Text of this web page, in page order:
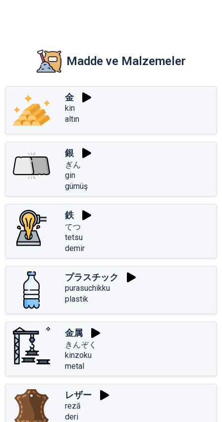
Madde ve Malzemeler
金
kin
altın
銀
ぎん
gin
gümüş
鉄
てつ
tetsu
demir
プラスチック
purasuchikku
plastik
金属
きんぞく
kinzoku
metal
レザー
rezā
deri